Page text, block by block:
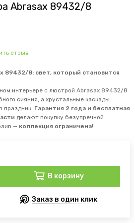
Abrasax 89432/8
отзыв
89432/8: свет, который становится
интерьере с люстрой Abrasax 89432/8
сияния, а хрустальные каскады
праздник. Гарантия 2 года и бесплатная
делают покупку безупречной.
— коллекция ограничена!
В корзину
Заказ в один клик